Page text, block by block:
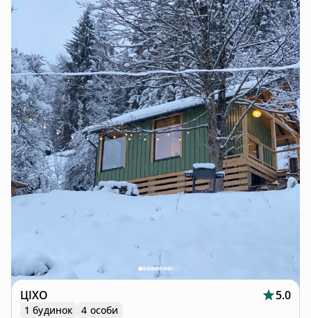
ЦІХО 5.0
1 будинок
4 особи